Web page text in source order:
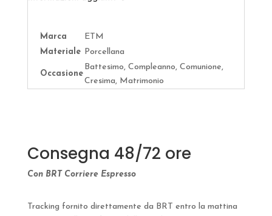
Marca
ETM
Materiale Porcellana
Occasione
Battesimo, Compleanno, Comunione,
Cresima, Matrimonio
Consegna 48/72 ore
Con BRT Corriere Espresso
Tracking fornito direttamente da BRT entro la mattina